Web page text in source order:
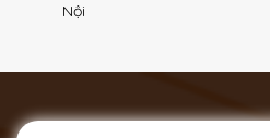
Nội